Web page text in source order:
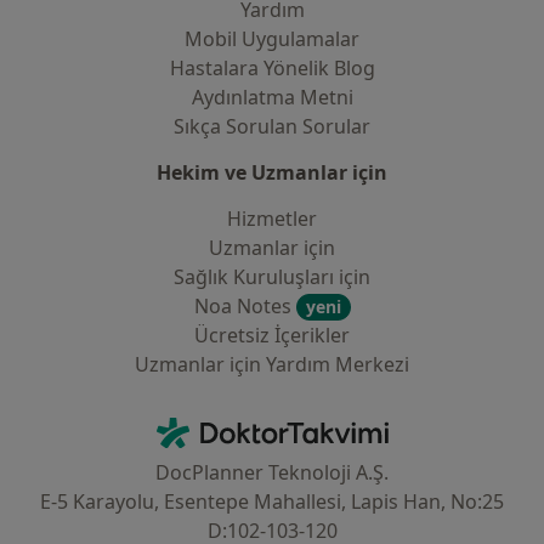
Yardım
Mobil Uygulamalar
Hastalara Yönelik Blog
Aydınlatma Metni
Sıkça Sorulan Sorular
Hekim ve Uzmanlar için
Hizmetler
Uzmanlar için
Sağlık Kuruluşları için
Noa Notes
yeni
Ücretsiz İçerikler
Uzmanlar için Yardım Merkezi
DoktorTakvimi - Ana Sayfa
DocPlanner Teknoloji A.Ş.
E-5 Karayolu, Esentepe Mahallesi, Lapis Han, No:25
D:102-103-120